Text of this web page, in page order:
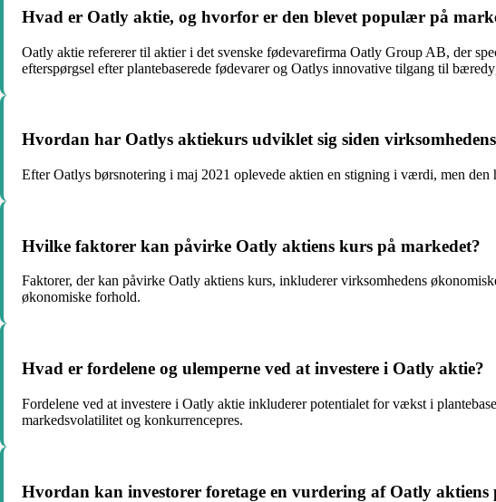
Hvad er Oatly aktie, og hvorfor er den blevet populær på
Oatly aktie refererer til aktier i det svenske fødevarefirma Oatly Group AB, der
efterspørgsel efter plantebaserede fødevarer og Oatlys innovative tilgang til
Hvordan har Oatlys aktiekurs udviklet sig siden
Efter Oatlys børsnotering i maj 2021 oplevede aktien en stigning i værdi, men
Hvilke faktorer kan påvirke Oatly aktiens kurs på markedet?
Faktorer, der kan påvirke Oatly aktiens kurs, inkluderer virksomhedens
økonomiske forhold.
Hvad er fordelene og ulemperne ved at investere i Oatly aktie?
Fordelene ved at investere i Oatly aktie inkluderer potentialet for vækst i
markedsvolatilitet og konkurrencepres.
Hvordan kan investorer foretage en vurdering af Oatly aktiens